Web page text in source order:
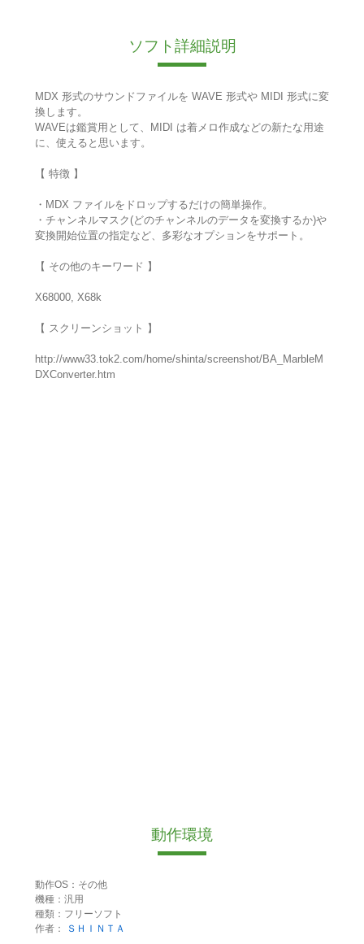
ソフト詳細説明
MDX 形式のサウンドファイルを WAVE 形式や MIDI 形式に変
換します。
WAVEは鑑賞用として、MIDI は着メロ作成などの新たな用途
に、使えると思います。
【 特徴 】
・MDX ファイルをドロップするだけの簡単操作。
・チャンネルマスク(どのチャンネルのデータを変換するか)や
変換開始位置の指定など、多彩なオプションをサポート。
【 その他のキーワード 】
X68000, X68k
【 スクリーンショット 】
http://www33.tok2.com/home/shinta/screenshot/BA_MarbleM
DXConverter.htm
動作環境
動作OS：その他
機種：汎用
種類：フリーソフト
作者：
ＳＨＩＮＴＡ